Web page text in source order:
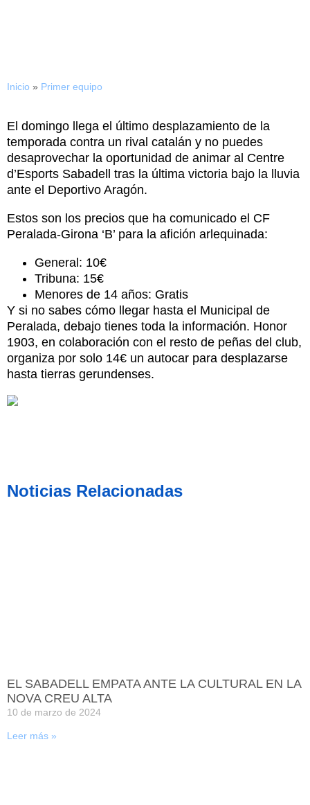
Inicio » Primer equipo
El domingo llega el último desplazamiento de la
temporada contra un rival catalán y no puedes
desaprovechar la oportunidad de animar al Centre
d’Esports Sabadell tras la última victoria bajo la lluvia
ante el Deportivo Aragón.
Estos son los precios que ha comunicado el CF
Peralada-Girona ‘B’ para la afición arlequinada:
General: 10€
Tribuna: 15€
Menores de 14 años: Gratis
Y si no sabes cómo llegar hasta el Municipal de
Peralada, debajo tienes toda la información. Honor
1903, en colaboración con el resto de peñas del club,
organiza por solo 14€ un autocar para desplazarse
hasta tierras gerundenses.
Noticias Relacionadas
EL SABADELL EMPATA ANTE LA CULTURAL EN LA
NOVA CREU ALTA
10 de marzo de 2024
Leer más »